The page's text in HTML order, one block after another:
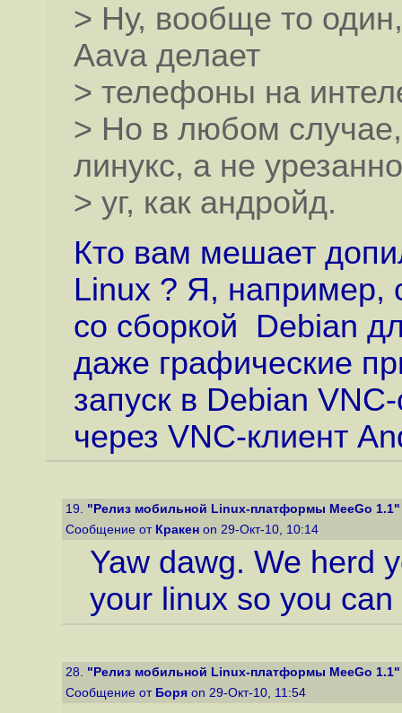
> Ну, вообще то
Aava делает
> телефоны на
> Но в любом
линукс, а не
> уг, как андройд.
Кто вам мешает
Linux ? Я, например,
со сборкой Debian
даже графические
запуск в Debian
через VNC-клиент
19. "Релиз мобильной Linux-платформы MeeGo 1.1"
Сообщение от Кракен on 29-Окт-10, 10:14
Yaw dawg. We herd
your linux so you
28. "Релиз мобильной Linux-платформы MeeGo 1.1"
Сообщение от Боря on 29-Окт-10, 11:54